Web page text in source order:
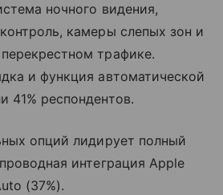
ночного видения,
камеры слепых зон и
трафике.
и функция автоматической
41% респондентов.
опций лидирует полный
интеграция Apple
(37%).